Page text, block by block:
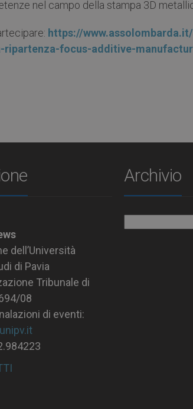
nel campo della stampa 3D
https://
ripartenza-focus-additive-
dell’Università
di Pavia
Tribunale di
08
di eventi:
Archivio